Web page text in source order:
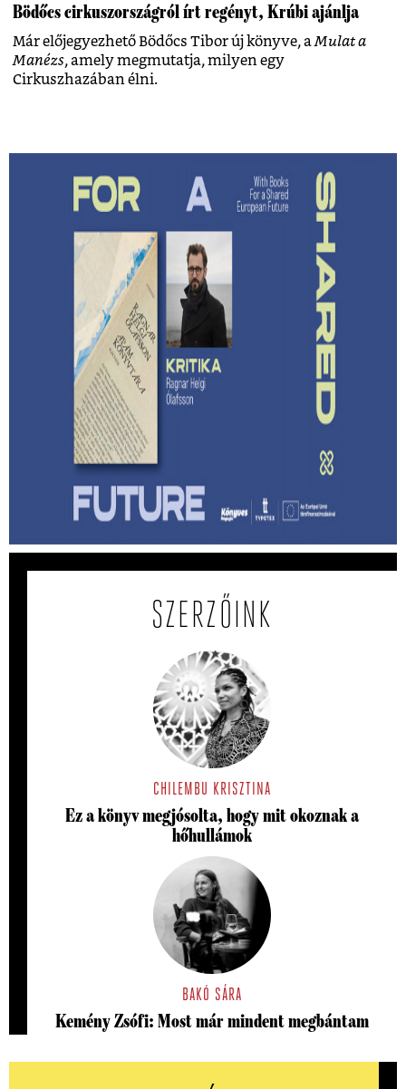
Bödőcs cirkuszországról írt regényt, Krúbi ajánlja
Már előjegyezhető Bödőcs Tibor új könyve, a Mulat a
Manézs, amely megmutatja, milyen egy
Cirkuszhazában élni.
Lehet-e izgalmas egy
hagyatékfelszámolás? – Ragnar Helgi
Ólafsson: Apám könyvtára
Megmenthető-e a feledéstől mindaz, ami számunkra
értékes akkor, ha írunk róla?
SZERZŐINK
CHILEMBU KRISZTINA
Ez a könyv megjósolta, hogy mit okoznak a
hőhullámok
BAKÓ SÁRA
Kemény Zsófi: Most már mindent megbántam